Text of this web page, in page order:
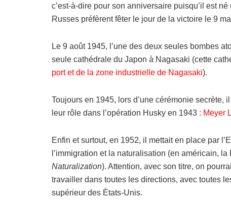
c’est-à-dire pour son anniversaire puisqu’il est
Russes préfèrent fêter le jour de la victoire le 9
Le 9 août 1945, l’une des deux seules bombes
seule cathédrale du Japon à Nagasaki (cette
port et de la zone industrielle de Nagasaki).
Toujours en 1945, lors d’une cérémonie
leur rôle dans l’opération Husky en 1943 : Meyer
Enfin et surtout, en 1952, il mettait en place par
l’immigration et la naturalisation (en américain, la
Naturalization). Attention, avec son titre, on
travailler dans toutes les directions, avec toutes
supérieur des États-Unis.